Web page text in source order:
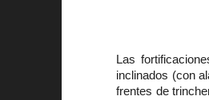
Las
inclinados (con
frentes de